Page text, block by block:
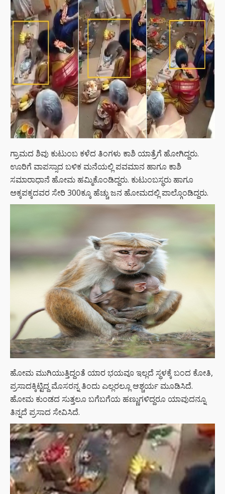
ಗ್ರಾಮದ ಶಿವು ಕುಟುಂಬ ಕಳೆದ ತಿಂಗಳು ಕಾಶಿ ಯಾತ್ರೆಗೆ ಹೋಗಿದ್ದರು.
ಊರಿಗೆ ವಾಪಸ್ಸಾದ ಬಳಿಕ ಮನೆಯಲ್ಲಿ ಪವಮಾನ ಹಾಗೂ ಕಾಶಿ
ಸಮಾರಾಧಾನೆ ಹೋಮ ಹಮ್ಮಿಕೊಂಡಿದ್ದರು. ಕುಟುಂಬಸ್ಥರು ಹಾಗೂ
ಅಕ್ಕಪಕ್ಕದವರ ಸೇರಿ 300ಕ್ಕೂ ಹೆಚ್ಚು ಜನ ಹೋಮದಲ್ಲಿ ಪಾಲ್ಗೊಂಡಿದ್ದರು.
ಹೋಮ ಮುಗಿಯುತ್ತಿದ್ದಂತೆ ಯಾರ ಭಯವೂ ಇಲ್ಲದೆ ಸ್ಥಳಕ್ಕೆ ಬಂದ ಕೋತಿ,
ಪ್ರಸಾದಕ್ಕಿಟ್ಟಿದ್ದ ಮೊಸರನ್ನ ತಿಂದು ಎಲ್ಲರಲ್ಲೂ ಆಶ್ಚರ್ಯ ಮೂಡಿಸಿದೆ.
ಹೋಮ ಕುಂಡದ ಸುತ್ತಲೂ ಬಗೆಬಗೆಯ ಹಣ್ಣುಗಳಿದ್ದರೂ ಯಾವುದನ್ನೂ
ತಿನ್ನದೆ ಪ್ರಸಾದ ಸೇವಿಸಿದೆ.